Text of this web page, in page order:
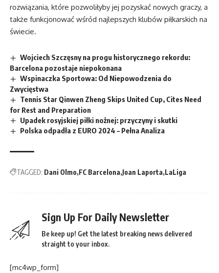
rozwiązania, które pozwoliłyby jej pozyskać nowych graczy, a
także funkcjonować wśród najlepszych klubów piłkarskich na
świecie.
Wojciech Szczęsny na progu historycznego rekordu:
Barcelona pozostaje niepokonana
Wspinaczka Sportowa: Od Niepowodzenia do
Zwycięstwa
Tennis Star Qinwen Zheng Skips United Cup, Cites Need
for Rest and Preparation
Upadek rosyjskiej piłki nożnej: przyczyny i skutki
Polska odpadła z EURO 2024 – Pełna Analiza
TAGGED: Dani Olmo FC Barcelona Joan Laporta LaLiga
Sign Up For Daily Newsletter
Be keep up! Get the latest breaking news delivered
straight to your inbox.
[mc4wp_form]